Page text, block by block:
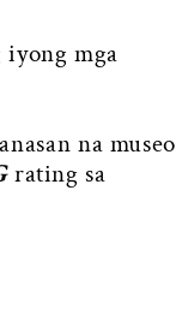
mga
na museo
rating sa